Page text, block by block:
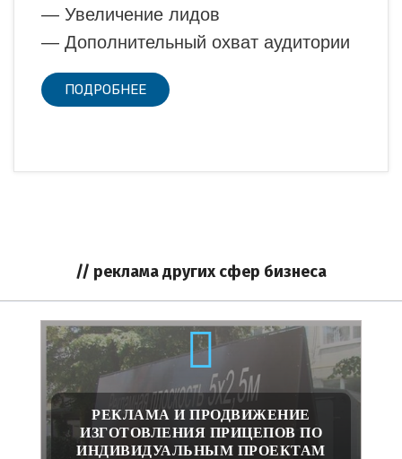
— Увеличение лидов
— Дополнительный охват аудитории
ПОДРОБНЕЕ
// реклама других сфер бизнеса
РЕКЛАМА И ПРОДВИЖЕНИЕ
ИЗГОТОВЛЕНИЯ ПРИЦЕПОВ ПО
ИНДИВИДУАЛЬНЫМ ПРОЕКТАМ